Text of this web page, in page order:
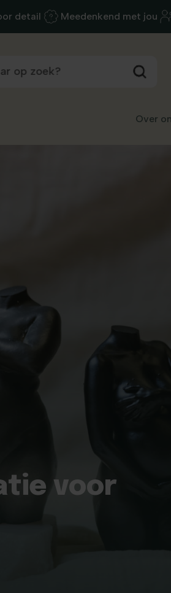
detail Meedenkend met jou
Over
voor